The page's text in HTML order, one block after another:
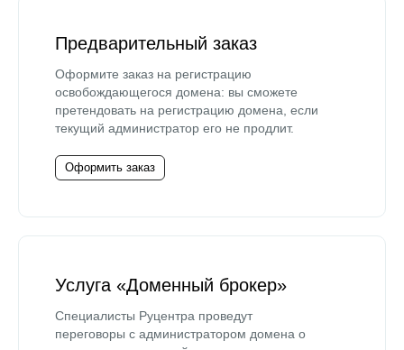
Предварительный заказ
Оформите заказ на регистрацию
освобождающегося домена: вы сможете
претендовать на регистрацию домена, если
текущий администратор его не продлит.
Оформить заказ
Услуга «Доменный брокер»
Специалисты Руцентра проведут
переговоры с администратором домена о